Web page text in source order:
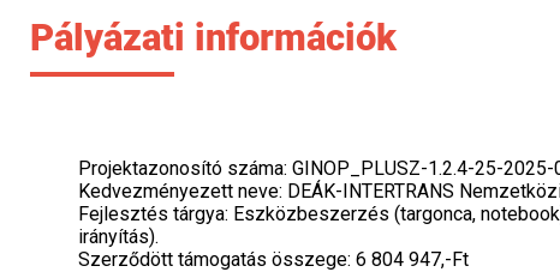
Pályázati információk
Projektazonosító száma: GINOP_PLUSZ-1.2.4-25-2025-
Kedvezményezett neve: DEÁK-INTERTRANS
Fejlesztés tárgya: Eszközbeszerzés (targonca,
irányítás).
Szerződött támogatás összege: 6 804 947,-Ft